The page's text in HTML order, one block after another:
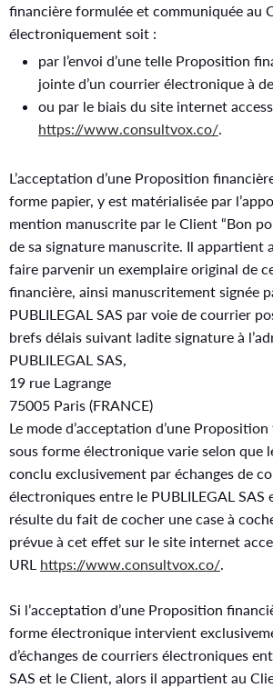
financière formulée et communiquée au
électroniquement soit :
par l’envoi d’une telle Proposition
jointe d’un courrier électronique à
ou par le biais du site internet
https://www.consultvox.co/
L’acceptation d’une Proposition
forme papier, y est matérialisée par
mention manuscrite par le Client “Bon
de sa signature manuscrite. Il appartient
faire parvenir un exemplaire original de
financière, ainsi manuscritement signée
PUBLILEGAL SAS par voie de courrier
brefs délais suivant ladite signature à
PUBLILEGAL SAS,
19 rue Lagrange
75005 Paris (FRANCE)
Le mode d’acceptation d’une
sous forme électronique varie selon que
conclu exclusivement par échanges de
électroniques entre le PUBLILEGAL SAS
résulte du fait de cocher une case à
prévue à cet effet sur le site internet
URL https://www.consultvox.co/.
Si l’acceptation d’une Proposition
forme électronique intervient
d’échanges de courriers électroniques
SAS et le Client, alors il appartient au